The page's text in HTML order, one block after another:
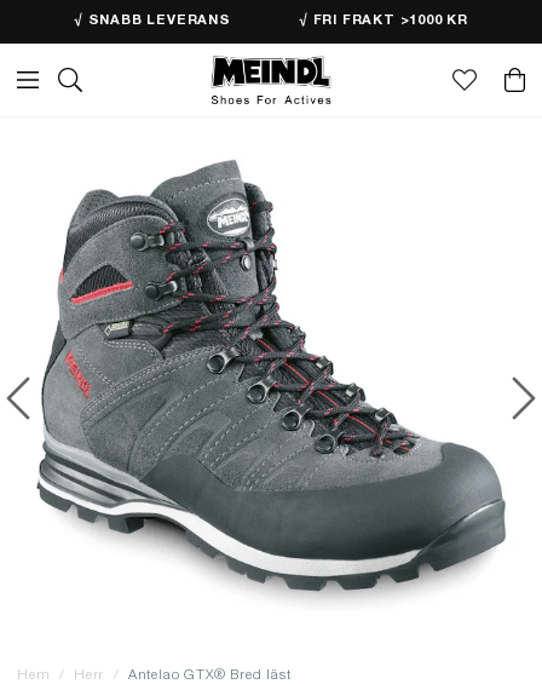
√ SNABB LEVERANS √ FRI FRAKT >1000 KR
Hem Herr Antelao GTX® Bred läst